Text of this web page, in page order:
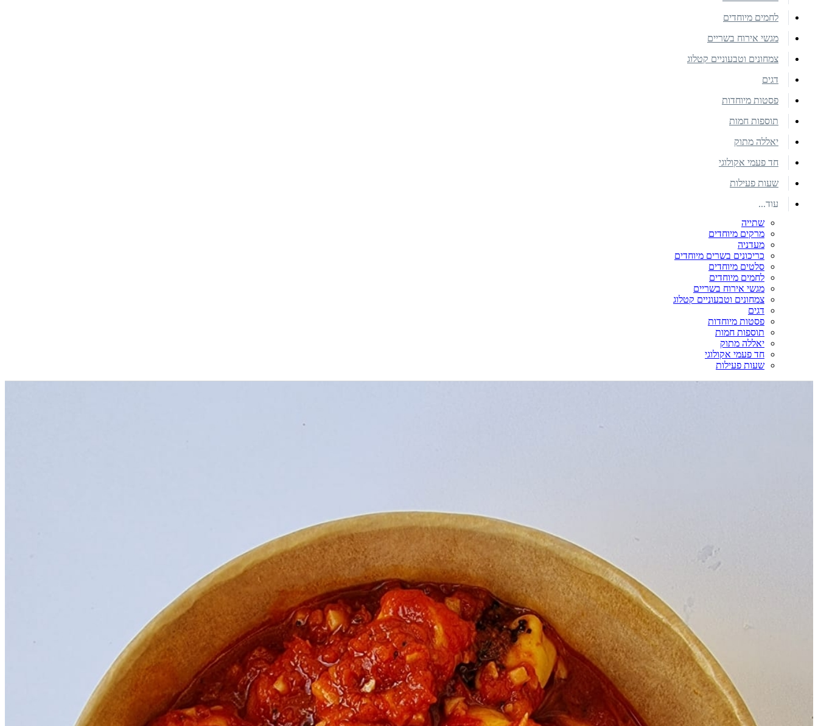
לחמים מיוחדים
מגשי אירוח בשריים
צמחונים וטבעוניים קטלוג
דגים
פסטות מיוחדות
תוספות חמות
יאללה מתוק
חד פעמי אקולוגי
שעות פעילות
עוד...
שתייה
מרקים מיוחדים
מעדניה
כריכונים בשרים מיוחדים
סלטים מיוחדים
לחמים מיוחדים
מגשי אירוח בשריים
צמחונים וטבעוניים קטלוג
דגים
פסטות מיוחדות
תוספות חמות
יאללה מתוק
חד פעמי אקולוגי
שעות פעילות